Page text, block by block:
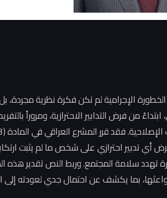
الإجرامية لم تكن فكرة نظرية مجردة،
من فرض التدابير الاحترازية، ومروراً
(111) لسنة 1969 أنه لا يجوز فرض أي تدبير احترازي على شخص ما لم يثبت
تهدد سلامة المجتمع. وربط النص تقدير هذه
بما يكشف عن احتمال جدي لعودته إلى